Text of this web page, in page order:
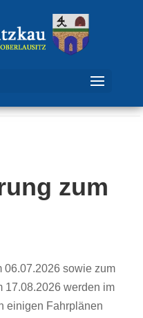
zum
06.07.2026 sowie zum
17.08.2026 werden im
einigen Fahrplänen